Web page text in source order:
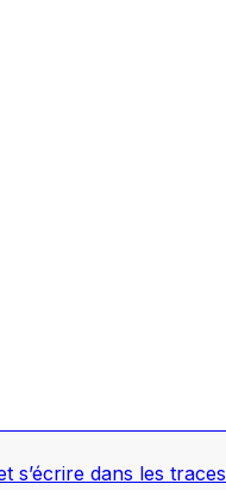
s’écrire dans les traces